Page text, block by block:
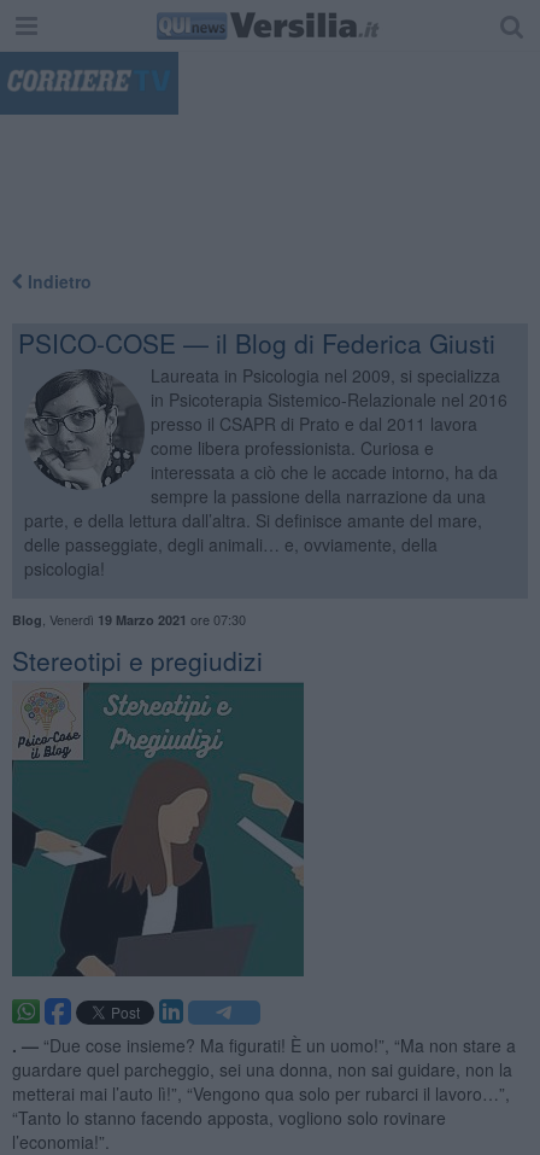
Indietro
PSICO-COSE — il Blog di Federica Giusti
Laureata in Psicologia nel 2009, si specializza
in Psicoterapia Sistemico-Relazionale nel 2016
presso il CSAPR di Prato e dal 2011 lavora
come libera professionista. Curiosa e
interessata a ciò che le accade intorno, ha da
sempre la passione della narrazione da una
parte, e della lettura dall’altra. Si definisce amante del mare,
delle passeggiate, degli animali… e, ovviamente, della
psicologia!
Blog Venerdì 19 Marzo 2021 ore 07:30
Stereotipi e pregiudizi
. — “Due cose insieme? Ma figurati! È un uomo!”, “Ma non stare a
guardare quel parcheggio, sei una donna, non sai guidare, non la
metterai mai l’auto lì!”, “Vengono qua solo per rubarci il lavoro…”,
“Tanto lo stanno facendo apposta, vogliono solo rovinare
l’economia!”.